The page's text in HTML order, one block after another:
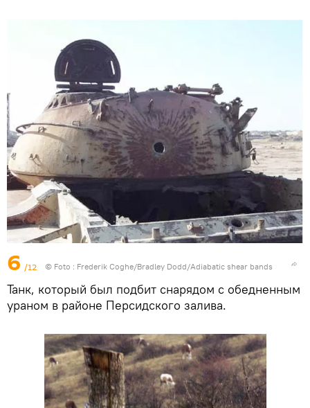
6 /12 © Foto : Frederik Coghe/Bradley Dodd/Adiabatic shear bands
Танк, который был подбит снарядом с обедненным
ураном в районе Персидского залива.